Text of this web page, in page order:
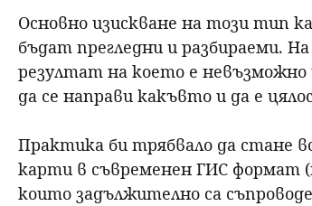
Основно изискване на този тип
бъдат прегледни и разбираеми.
резултат на което е невъзможно
да се направи какъвто и да е
Практика би трябвало да стане
карти в съвременен ГИС формат
които задължително са